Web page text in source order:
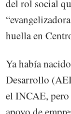
del rol social
huella en
Ya había
Desarrollo
el INCAE, pero